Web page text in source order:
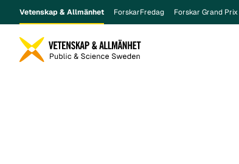
Vetenskap & Allmänhet ForskarFredag Forskar Grand Prix